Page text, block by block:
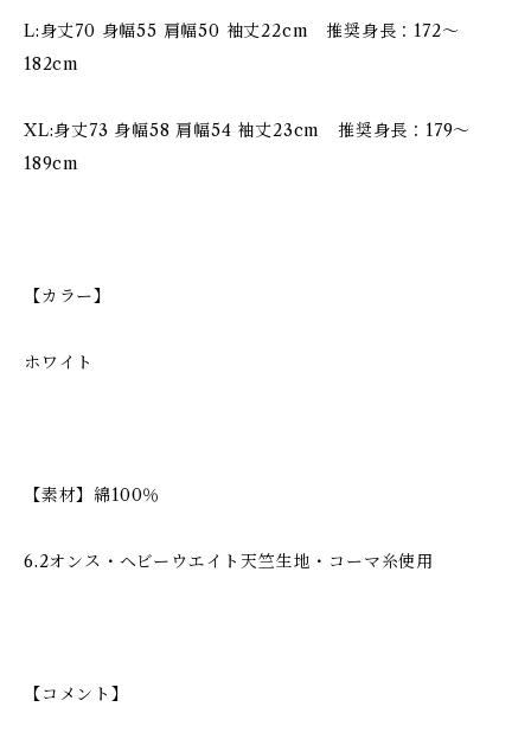
L:身丈70 身幅55 肩幅50 袖丈22cm 推奨身長：172〜
182cm
XL:身丈73 身幅58 肩幅54 袖丈23cm 推奨身長：179〜
189cm
【カラー】
ホワイト
【素材】綿100％
6.2オンス・ヘビーウエイト天竺生地・コーマ糸使用
【コメント】